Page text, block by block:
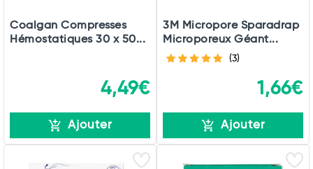
Coalgan Compresses
Hémostatiques 30 x 50...
4,49€
Ajouter
3M Micropore Sparadrap
Microporeux Géant...
(3)
1,66€
Ajouter